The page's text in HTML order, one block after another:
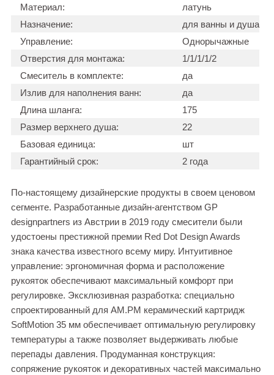
Материал:
латунь
Назначение:
для ванны и душа
Управление:
Однорычажные
Отверстия для монтажа:
1/1/1/1/2
Смеситель в комплекте:
да
Излив для наполнения ванн:
да
Длина шланга:
175
Размер верхнего душа:
22
Базовая единица:
шт
Гарантийный срок:
2 года
По-настоящему дизайнерские продукты в своем ценовом
сегменте. Разработанные дизайн-агентством GP
designpartners из Австрии в 2019 году смесители были
удостоены престижной премии Red Dot Design Awards
знака качества известного всему миру. Интуитивное
управление: эргономичная форма и расположение
рукояток обеспечивают максимальный комфорт при
регулировке. Эксклюзивная разработка: специально
спроектированный для АМ.РМ керамический картридж
SoftMotion 35 мм обеспечивает оптимальную регулировку
температуры а также позволяет выдерживать любые
перепады давления. Продуманная конструкция:
сопряжение рукояток и декоративных частей максимально